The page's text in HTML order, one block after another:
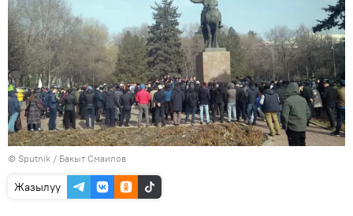
© Sputnik / Бакыт Смаилов
Жазылуу